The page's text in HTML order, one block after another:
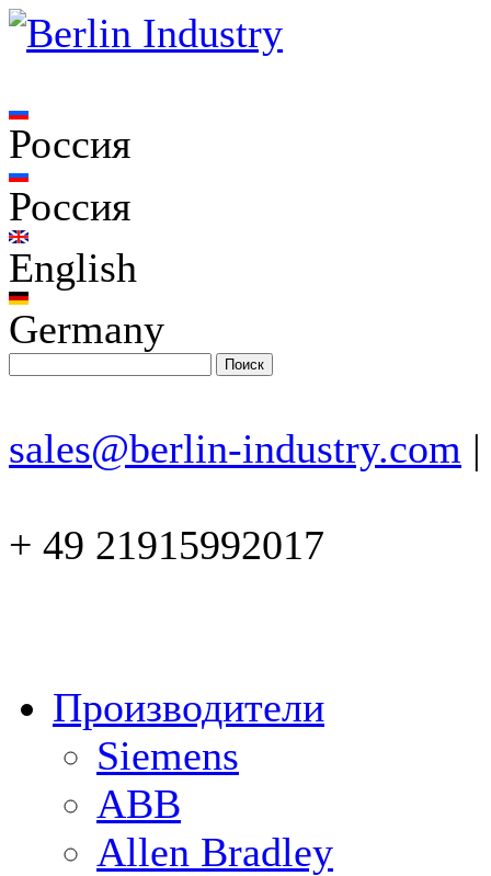
Россия
Россия
English
Germany
sales@berlin-industry.com |
+ 49 21915992017
Производители
Siemens
ABB
Allen Bradley